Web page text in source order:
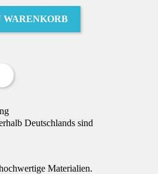
WARENKORB
Deutschlands sind
Materialien.